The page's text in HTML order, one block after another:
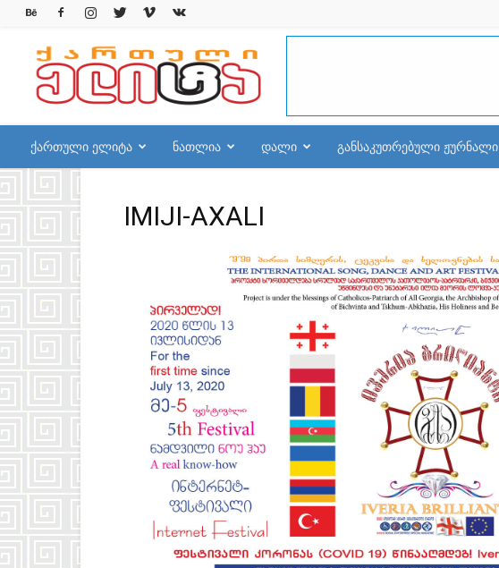
qelite.info
ქართული ელიტა ნათლია დალი განსაკუთრებული ჟურნალი
IMIJI-AXALI